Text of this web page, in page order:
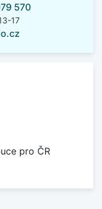
570
17
pro ČR